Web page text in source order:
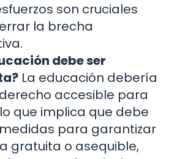
son cruciales
la brecha
debe ser
La educación debería
accesible para
que implica que debe
para garantizar
gratuita o asequible,